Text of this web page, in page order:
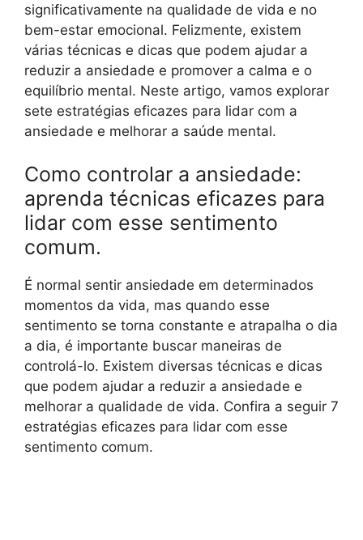
significativamente na qualidade de vida e no
bem-estar emocional. Felizmente, existem
várias técnicas e dicas que podem ajudar a
reduzir a ansiedade e promover a calma e o
equilíbrio mental. Neste artigo, vamos explorar
sete estratégias eficazes para lidar com a
ansiedade e melhorar a saúde mental.
Como controlar a ansiedade:
aprenda técnicas eficazes para
lidar com esse sentimento
comum.
É normal sentir ansiedade em determinados
momentos da vida, mas quando esse
sentimento se torna constante e atrapalha o dia
a dia, é importante buscar maneiras de
controlá-lo. Existem diversas técnicas e dicas
que podem ajudar a reduzir a ansiedade e
melhorar a qualidade de vida. Confira a seguir 7
estratégias eficazes para lidar com esse
sentimento comum.